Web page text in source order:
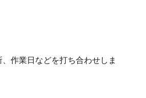
作業日などを打ち合わせしま